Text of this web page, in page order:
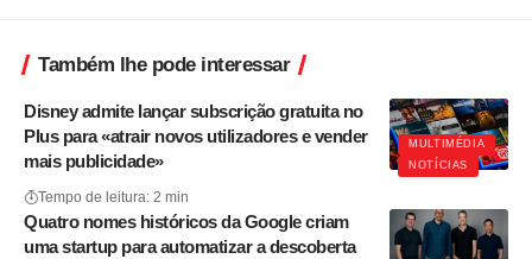
Também lhe pode interessar
MULTIMÉDIA
NOTÍCIAS
Disney admite lançar subscrição gratuita no
Plus para «atrair novos utilizadores e vender
mais publicidade»
Tempo de leitura: 2 min
Quatro nomes históricos da Google criam
uma startup para automatizar a descoberta